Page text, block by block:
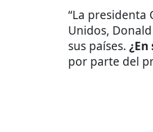
“La presidenta
Unidos,
sus países.
por parte del